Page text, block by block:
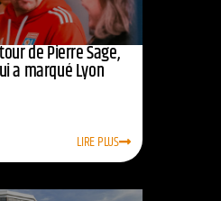
de Pierre Sage,
a marqué Lyon
LIRE PLUS